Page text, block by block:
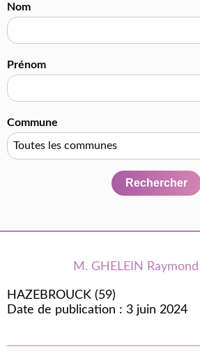
Nom
Prénom
Commune
Rechercher
M. GHELEIN Raymond
HAZEBROUCK (59)
Date de publication : 3 juin 2024